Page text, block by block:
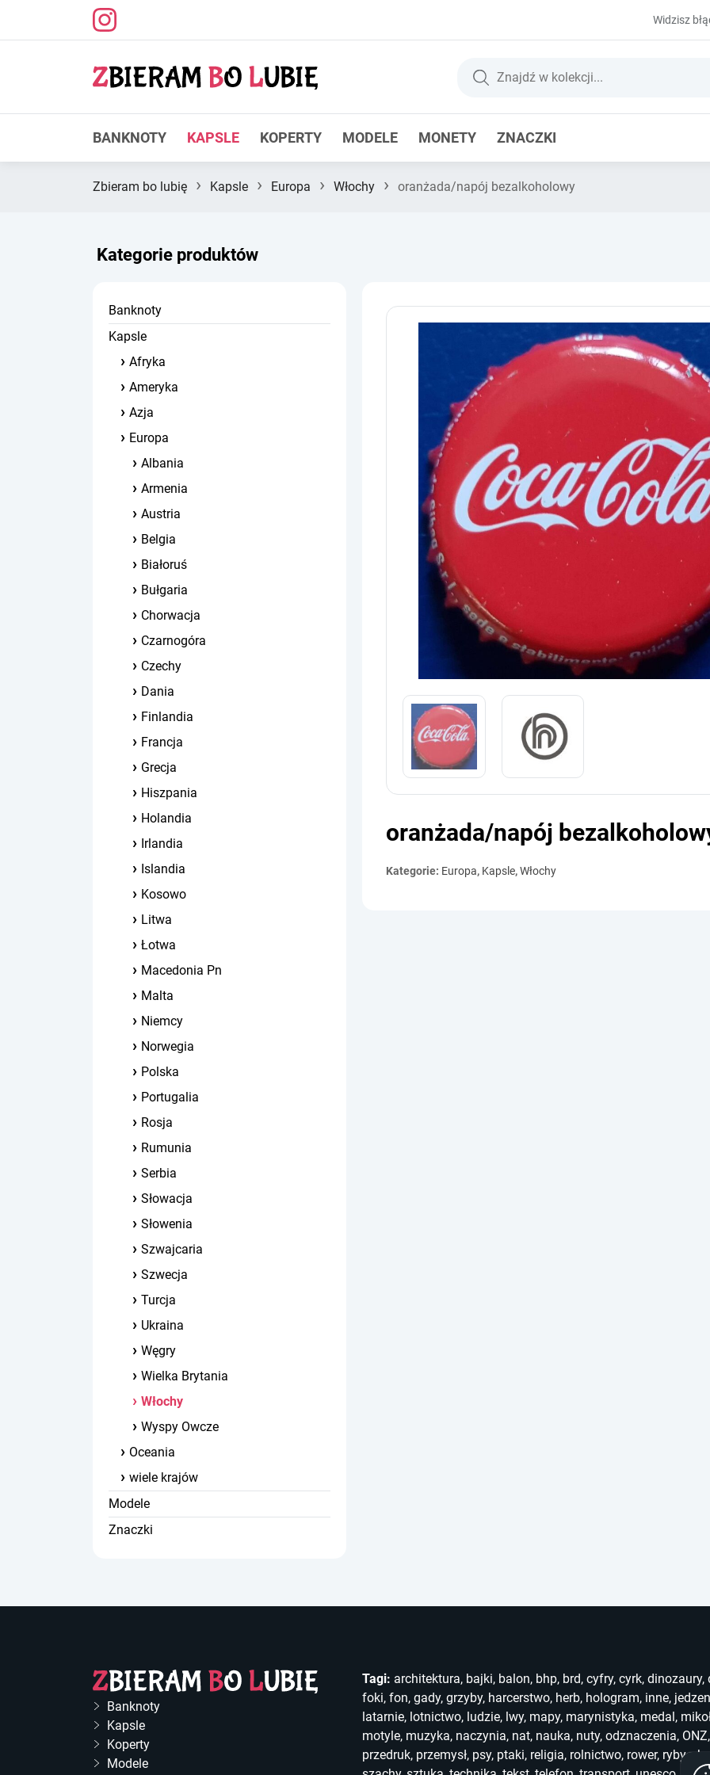
Widzisz
BANKNOTY KAPSLE KOPERTY MODELE MONETY ZNACZKI
Zbieram bo lubię › Kapsle › Europa › Włochy › oranżada/napój bezalkoholowy
Kategorie produktów
Banknoty
Kapsle
Afryka
Ameryka
Azja
Europa
Albania
Armenia
Austria
Belgia
Białoruś
Bułgaria
Chorwacja
Czarnogóra
Czechy
Dania
Finlandia
Francja
Grecja
Hiszpania
Holandia
Irlandia
Islandia
Kosowo
Litwa
Łotwa
Macedonia Pn
Malta
Niemcy
Norwegia
Polska
Portugalia
Rosja
Rumunia
Serbia
Słowacja
Słowenia
Szwajcaria
Szwecja
Turcja
Ukraina
Węgry
Wielka Brytania
Włochy
Wyspy Owcze
Oceania
wiele krajów
Modele
Znaczki
oranżada/napój
Kategorie: Europa, Kapsle,Włochy
Banknoty
Kapsle
Koperty
Modele
Tagi: architektura, bajki, balon, bhp, brd, cyfry, cyrk, dinozaury,
foki, fon, gady, grzyby, harcerstwo, herb, hologram, inne,
latarnie, lotnictwo, ludzie, lwy, mapy, marynistyka, medal,
motyle, muzyka, naczynia, nat, nauka, nuty, odznaczenia, ONZ
przedruk, przemysł, psy, ptaki, religia, rolnictwo, rower, ryby,